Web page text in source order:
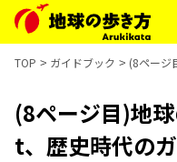
TOP ガイドブック (8ページ
(8ページ目)地
t、歴史時代の